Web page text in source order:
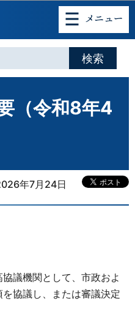
文へ移動
（令和8年4
年7月24日
議機関として、市政およ
協議し、または審議決定